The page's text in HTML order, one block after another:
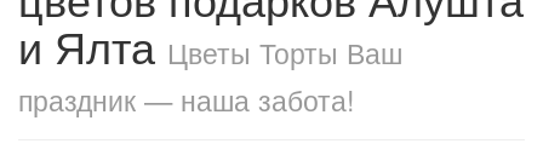
и Ялта Цветы Торты Ваш
праздник — наша забота!